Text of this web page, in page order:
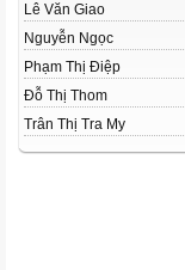
Lê Văn Giao
Nguyễn Ngọc
Phạm Thị Điệp
Đỗ Thị Thom
Trân Thị Tra My